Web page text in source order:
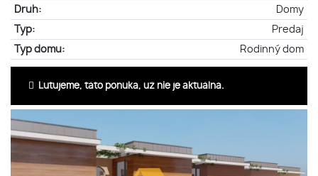
Druh:
Domy
Typ:
Predaj
Typ domu:
Rodinný dom
Ľutujeme, táto ponuka, už nie je aktuálna.